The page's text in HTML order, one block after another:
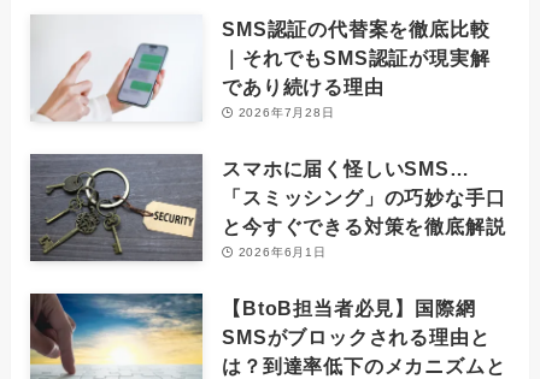
SMS認証の代替案を徹底比較
｜それでもSMS認証が現実解
であり続ける理由
2026年7月28日
スマホに届く怪しいSMS…
「スミッシング」の巧妙な手口
と今すぐできる対策を徹底解説
2026年6月1日
【BtoB担当者必見】国際網
SMSがブロックされる理由と
は？到達率低下のメカニズムと